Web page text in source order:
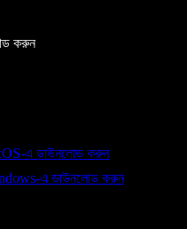
করুন
এ ডাউনলোড করুন
এ ডাউনলোড করুন